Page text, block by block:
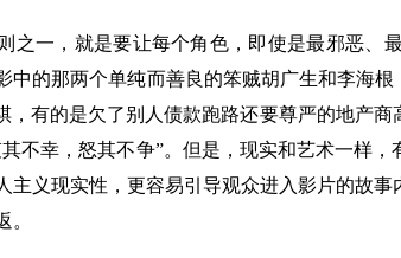
一，就是要让每个角色，即使是最邪恶、
中的那两个单纯而善良的笨贼胡广生和李海
，有的是欠了别人债款跑路还要尊严的地产
不幸，怒其不争”。但是，现实和艺术一样
主义现实性，更容易引导观众进入影片的故
。